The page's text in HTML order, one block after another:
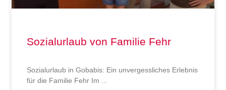
Sozialurlaub von Familie Fehr
Sozialurlaub in Gobabis: Ein unvergessliches Erlebnis
für die Familie Fehr Im